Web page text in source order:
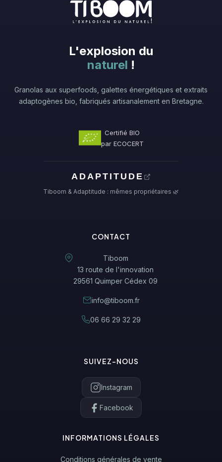
L'explosion du
naturel !
Granolas aux superfoods, galettes énergétiques et extraits
adaptogènes bio, fabriqués artisanalement en Bretagne.
Certifié BIO
par ECOCERT
ADAPTITUDE
Tiboom & Adaptitude : mêmes propriétaires 🌿
CONTACT
Tiboom
13 route de l'innovation
29561 Quimper Cédex 09
info@tiboom.fr
06 66 29 32 29
SUIVEZ-NOUS
Instagram
Facebook
INFORMATIONS LÉGALES
Conditions générales de vente